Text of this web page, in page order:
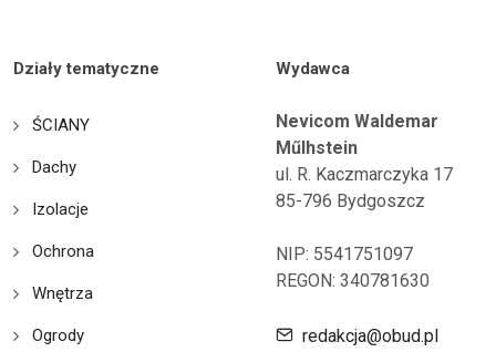
Działy tematyczne
ŚCIANY
Dachy
Izolacje
Ochrona
Wnętrza
Ogrody
Wydawca
Nevicom Waldemar
Műlhstein
ul. R. Kaczmarczyka 17
85-796 Bydgoszcz
NIP: 5541751097
REGON: 340781630
redakcja@obud.pl